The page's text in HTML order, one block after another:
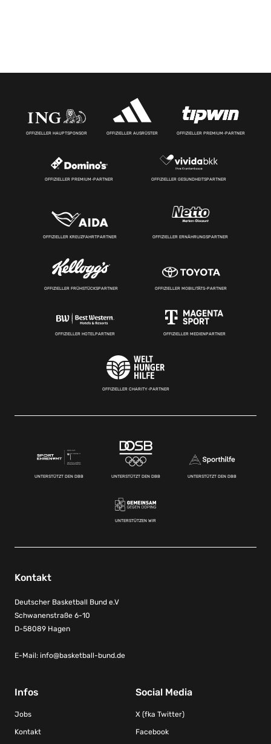
OFFIZIELLER HAUPTSPONSOR OFFIZIELLER AUSRÜSTER OFFIZIELLER PREMIUM-PARTNER
OFFIZIELLER PREMIUM-PARTNER OFFIZIELLER GESUNDHEITSPARTNER
OFFIZIELLER KREUZFAHRTPARTNER OFFIZIELLER ERNÄHRUNGSPARTNER
OFFIZIELLER FRÜHSTÜCKSPARTNER OFFIZIELLER MOBILITÄTS-PARTNER
OFFIZIELLER HOTELPARTNER OFFIZIELLER MEDIENPARTNER
OFFIZIELLER CHARITY-PARTNER
UNTERSTÜTZT DEN DBB UNTERSTÜTZT DEN DBB UNTERSTÜTZT DEN DBB
UNTERSTÜTZEN WIR
Kontakt
Deutscher Basketball Bund e.V
Schwanenstraße 6-10
D-58089 Hagen
E-Mail: info@basketball-bund.de
Infos
Jobs
Kontakt
Social Media
X (fka Twitter)
Facebook